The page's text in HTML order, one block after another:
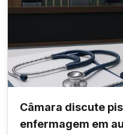
Câmara discute
enfermagem em